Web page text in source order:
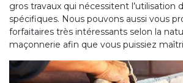
gros travaux qui nécessitent l’utilisation
spécifiques. Nous pouvons aussi vous
forfaitaires très intéressants selon la
maçonnerie afin que vous puissiez